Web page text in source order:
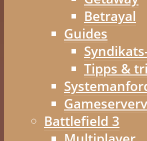
Betrayal
Guides
Tipps &
Battlefield 3